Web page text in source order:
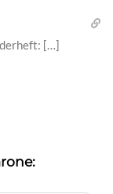
[…]